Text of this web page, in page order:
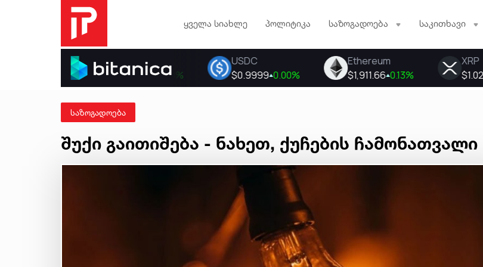
ყველა სიახლე პოლიტიკა საზოგადოება საკითხავი
საზოგადოება
შუქი გაითიშება - ნახეთ, ქუჩების ჩამონათვალი